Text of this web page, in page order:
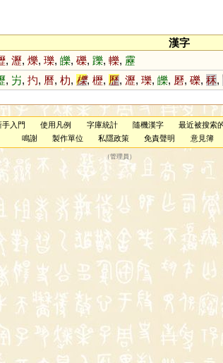
漢字
, 瀝, 爍, 瓅, 皪, 礫, 躒, 轢, 靂
, 屴, 扚, 曆, 朸, 櫟, 櫪, 歷, 瀝, 瓅, 皪, 磿, 礫, 秝,
手入門 使用凡例 字庫統計 隨機漢字
最近被搜索
鳴謝
製作單位 私隱政策 免責聲明 意見簿
（管理員 ）